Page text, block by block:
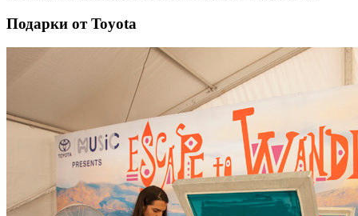
Подарки от Toyota